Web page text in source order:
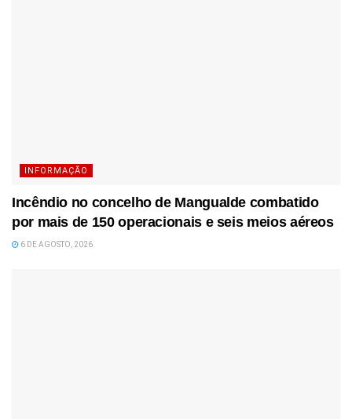
INFORMAÇÃO
Incêndio no concelho de Mangualde combatido
por mais de 150 operacionais e seis meios aéreos
6 DE AGOSTO, 2026